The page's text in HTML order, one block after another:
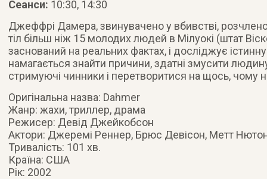
Сеанси: 10:30, 14:30
Джеффрі Дамера, звинувачено у вбивстві,
тіл більш ніж 15 молодих людей в Мілуокі (штат
заснований на реальних фактах, і досліджує
намагається знайти причини, здатні змусити
стримуючі чинники і перетворитися на щось, чому
Оригінальна назва: Dahmer
Жанр: жахи, триллер, драма
Режисер: Девід Джейкобсон
Актори: Джеремі Реннер, Брюс Девісон, Метт
Тривалість: 101 хв.
Країна: США
Рік: 2002